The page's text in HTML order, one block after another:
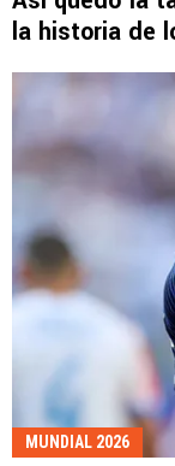
la historia de
MUNDIAL 2026